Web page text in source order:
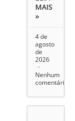
MAIS
»
4 de
agosto
de
2026
Nenhum
comentário